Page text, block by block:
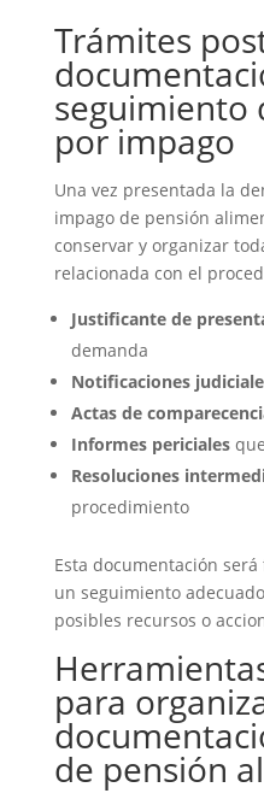
Trámites
seguimiento
por impago
Una vez presentada la
impago de pensión
conservar y organizar
relacionada con el
Justificante de
demanda
Notificaciones
Actas de
Informes periciales
Resoluciones
procedimiento
Esta documentación
un seguimiento
posibles recursos o
para
de pensión